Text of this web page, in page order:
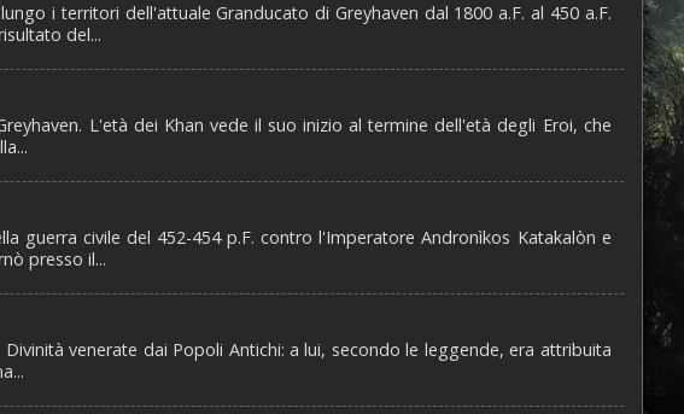
i territori dell'attuale Granducato di Greyhaven dal 1800 a.F. al 450 a.F.
del...
L'età dei Khan vede il suo inizio al termine dell'età degli Eroi, che
guerra civile del 452-454 p.F. contro l'Imperatore Andronìkos Katakalòn e
presso il...
venerate dai Popoli Antichi: a lui, secondo le leggende, era attribuita